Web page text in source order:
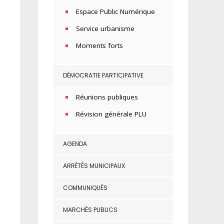
Espace Public Numérique
Service urbanisme
Moments forts
DÉMOCRATIE PARTICIPATIVE
Réunions publiques
Révision générale PLU
AGENDA
ARRÊTÉS MUNICIPAUX
COMMUNIQUÉS
MARCHÉS PUBLICS